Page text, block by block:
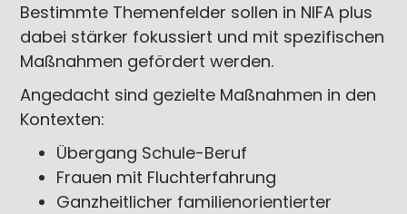
Bestimmte Themenfelder sollen in NIFA plus
dabei stärker fokussiert und mit spezifischen
Maßnahmen gefördert werden.
Angedacht sind gezielte Maßnahmen in den
Kontexten:
Übergang Schule-Beruf
Frauen mit Fluchterfahrung
Ganzheitlicher familienorientierter